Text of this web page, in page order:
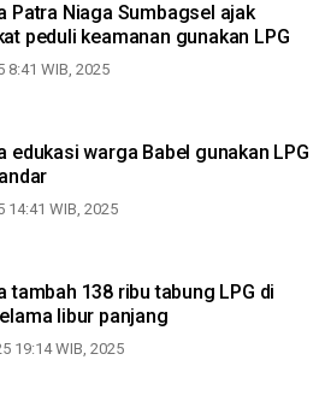
Patra Niaga Sumbagsel ajak
peduli keamanan gunakan LPG
8:41 WIB, 2025
edukasi warga Babel gunakan LPG
14:41 WIB, 2025
ribu tabung LPG di
libur panjang
19:14 WIB, 2025